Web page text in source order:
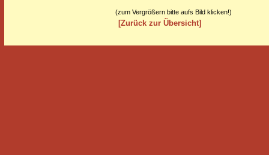
(zum Vergrößern bitte aufs Bild klicken!)
[Zurück zur Übersicht]